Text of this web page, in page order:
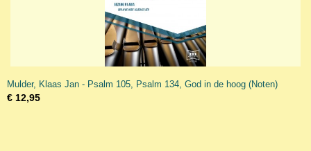
Mulder, Klaas Jan - Psalm 105, Psalm 134, God in de hoog (Noten)
€ 12,95